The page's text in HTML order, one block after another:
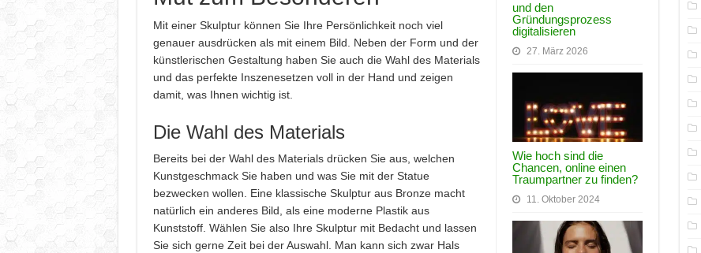
und den
Gründungsprozess
digitalisieren
27. März 2026
Wie hoch sind die
Chancen, online einen
Traumpartner zu finden?
11. Oktober 2024
Mit einer Skulptur können Sie Ihre Persönlichkeit noch viel
genauer ausdrücken als mit einem Bild. Neben der Form und der
künstlerischen Gestaltung haben Sie auch die Wahl des Materials
und das perfekte Inszenesetzen voll in der Hand und zeigen
damit, was Ihnen wichtig ist.
Die Wahl des Materials
Bereits bei der Wahl des Materials drücken Sie aus, welchen
Kunstgeschmack Sie haben und was Sie mit der Statue
bezwecken wollen. Eine klassische Skulptur aus Bronze macht
natürlich ein anderes Bild, als eine moderne Plastik aus
Kunststoff. Wählen Sie also Ihre Skulptur mit Bedacht und lassen
Sie sich gerne Zeit bei der Auswahl. Man kann sich zwar Hals